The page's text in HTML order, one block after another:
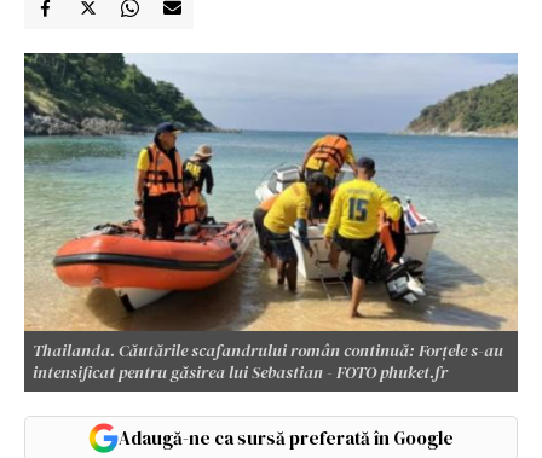
Thailanda. Căutările scafandrului român continuă: Forțele s-au
intensificat pentru găsirea lui Sebastian - FOTO phuket.fr
Adaugă-ne ca sursă preferată în Google